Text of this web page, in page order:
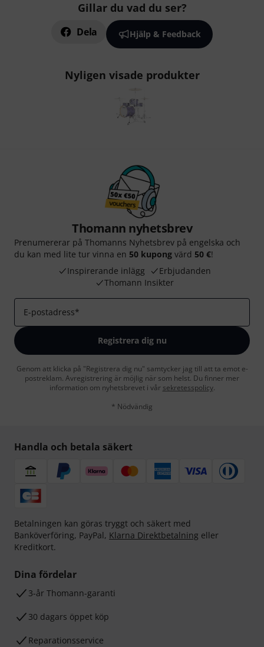
Gillar du vad du ser?
Dela Hjälp & Feedback
Nyligen visade produkter
Thomann nyhetsbrev
Prenumererar på Thomanns Nyhetsbrev på engelska och
du kan med lite tur vinna en 50 kupong värd 50 €!
Inspirerande inlägg
Erbjudanden
Thomann Insikter
E-postadress*
Registrera dig nu
Genom att klicka på "Registrera dig nu" samtycker jag till att ta emot e-
postreklam. Avregistrering är möjlig när som helst. Du finner mer
information om nyhetsbrevet i vår sekretesspolicy.
* Nödvändig
Handla och betala säkert
Betalningen kan göras tryggt och säkert med
Banköverföring, PayPal, Klarna Direktbetalning eller
Kreditkort.
Dina fördelar
3-år Thomann-garanti
30 dagars öppet köp
Reparationsservice